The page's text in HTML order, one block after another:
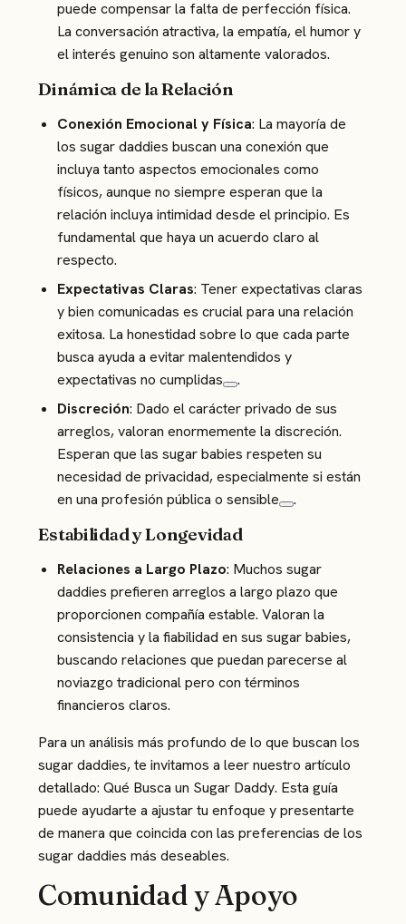
puede compensar la falta de perfección física.
La conversación atractiva, la empatía, el humor y
el interés genuino son altamente valorados​.
Dinámica de la Relación
Conexión Emocional y Física: La mayoría de
los sugar daddies buscan una conexión que
incluya tanto aspectos emocionales como
físicos, aunque no siempre esperan que la
relación incluya intimidad desde el principio. Es
fundamental que haya un acuerdo claro al
respecto​.
Expectativas Claras: Tener expectativas claras
y bien comunicadas es crucial para una relación
exitosa. La honestidad sobre lo que cada parte
busca ayuda a evitar malentendidos y
expectativas no cumplidas​
​.
Discreción: Dado el carácter privado de sus
arreglos, valoran enormemente la discreción.
Esperan que las sugar babies respeten su
necesidad de privacidad, especialmente si están
en una profesión pública o sensible​
​.
Estabilidad y Longevidad
Relaciones a Largo Plazo: Muchos sugar
daddies prefieren arreglos a largo plazo que
proporcionen compañía estable. Valoran la
consistencia y la fiabilidad en sus sugar babies,
buscando relaciones que puedan parecerse al
noviazgo tradicional pero con términos
financieros claros​.
Para un análisis más profundo de lo que buscan los
sugar daddies, te invitamos a leer nuestro artículo
detallado:Qué Busca un Sugar Daddy. Esta guía
puede ayudarte a ajustar tu enfoque y presentarte
de manera que coincida con las preferencias de los
sugar daddies más deseables.
Comunidad y Apoyo